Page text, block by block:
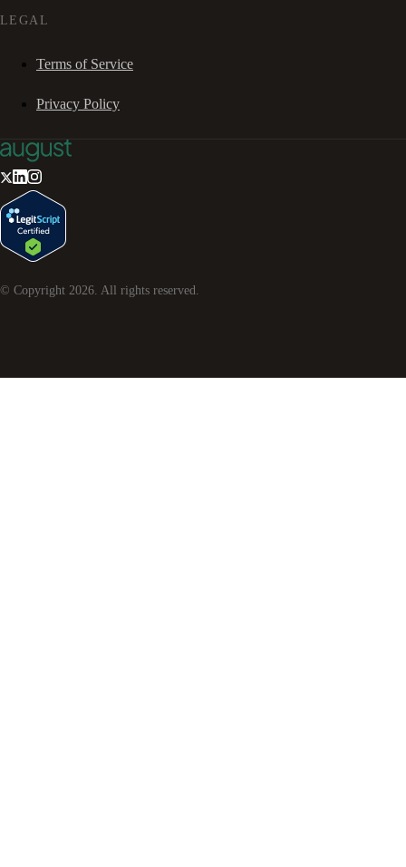
LEGAL
Terms of Service
Privacy Policy
© Copyright 2026. All rights reserved.